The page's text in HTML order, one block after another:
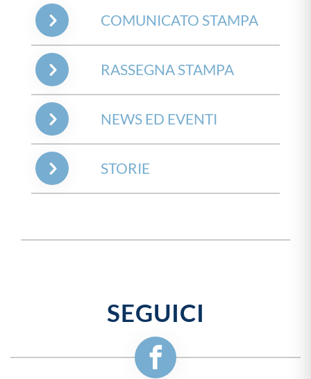
COMUNICATO STAMPA
RASSEGNA STAMPA
NEWS ED EVENTI
STORIE
SEGUICI